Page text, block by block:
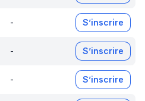
- S’inscrire
- S’inscrire
- S’inscrire